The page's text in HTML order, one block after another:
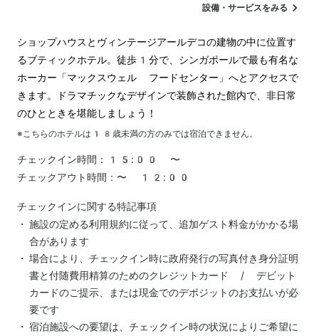
設備・サービスをみる
ショップハウスとヴィンテージアールデコの建物の中に位置す
るブティックホテル。徒歩1分で、シンガポールで最も有名な
ホーカー「マックスウェル フードセンター」へとアクセスで
きます。ドラマチックなデザインで装飾された館内で、非日常
のひとときを堪能しましょう！
※こちらのホテルは 18 歳未満の方のみでは宿泊できません。
チェックイン時間：
15:00 〜
チェックアウト時間： 〜 12:00
チェックインに関する特記事項
施設の定める利用規約に従って、追加ゲスト料金がかかる場
合があります
場合により、チェックイン時に政府発行の写真付き身分証明
書と付随費用精算のためのクレジットカード / デビット
カードのご提示、または現金でのデポジットのお支払いが必
要です
宿泊施設への要望は、チェックイン時の状況によりご希望に